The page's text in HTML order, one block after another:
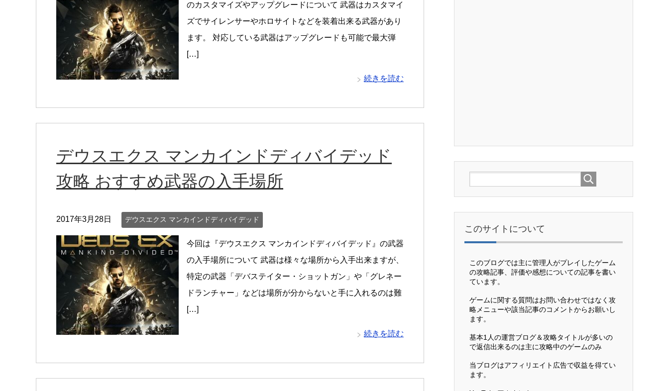
のカスタマイズやアップグレードについて 武器はカスタマイ
ズでサイレンサーやホロサイトなどを装着出来る武器があり
ます。 対応している武器はアップグレードも可能で最大弾
[…]
続きを読む
デウスエクス マンカインドディバイデッド
攻略 おすすめ武器の入手場所
2017年3月28日 デウスエクス マンカインドディバイデッド
今回は『デウスエクス マンカインドディバイデッド』の武器
の入手場所について 武器は様々な場所から入手出来ますが、
特定の武器「デバステイター・ショットガン」や「グレネー
ドランチャー」などは場所が分からないと手に入れるのは難
[…]
続きを読む
このサイトについて
このブログでは主に管理人がプレイしたゲーム
の攻略記事、評価や感想についての記事を書い
ています。
ゲームに関する質問はお問い合わせではなく攻
略メニューや該当記事のコメントからお願いし
ます。
基本1人の運営ブログ＆攻略タイトルが多いの
で返信出来るのは主に攻略中のゲームのみ
当ブログはアフィリエイト広告で収益を得てい
ます。